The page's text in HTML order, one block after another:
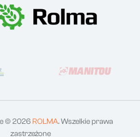
© 2026 ROLMA. Wszelkie prawa
zastrzeżone